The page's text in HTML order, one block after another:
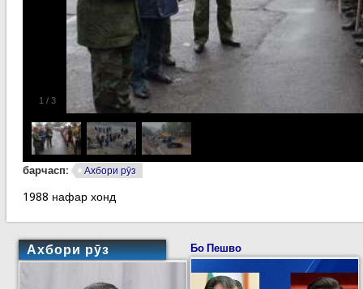
1 / 3
барчасп: Ахбори рӯз
1988 нафар хонд
Ахбори рӯз Бо Пешво